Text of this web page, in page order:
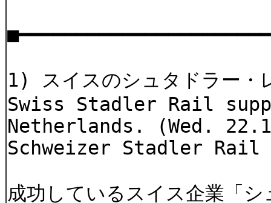
1) スイスのシュタドラー・
Swiss Stadler Rail
Netherlands. (Wed.
Schweizer Stadler
成功しているスイス企業「